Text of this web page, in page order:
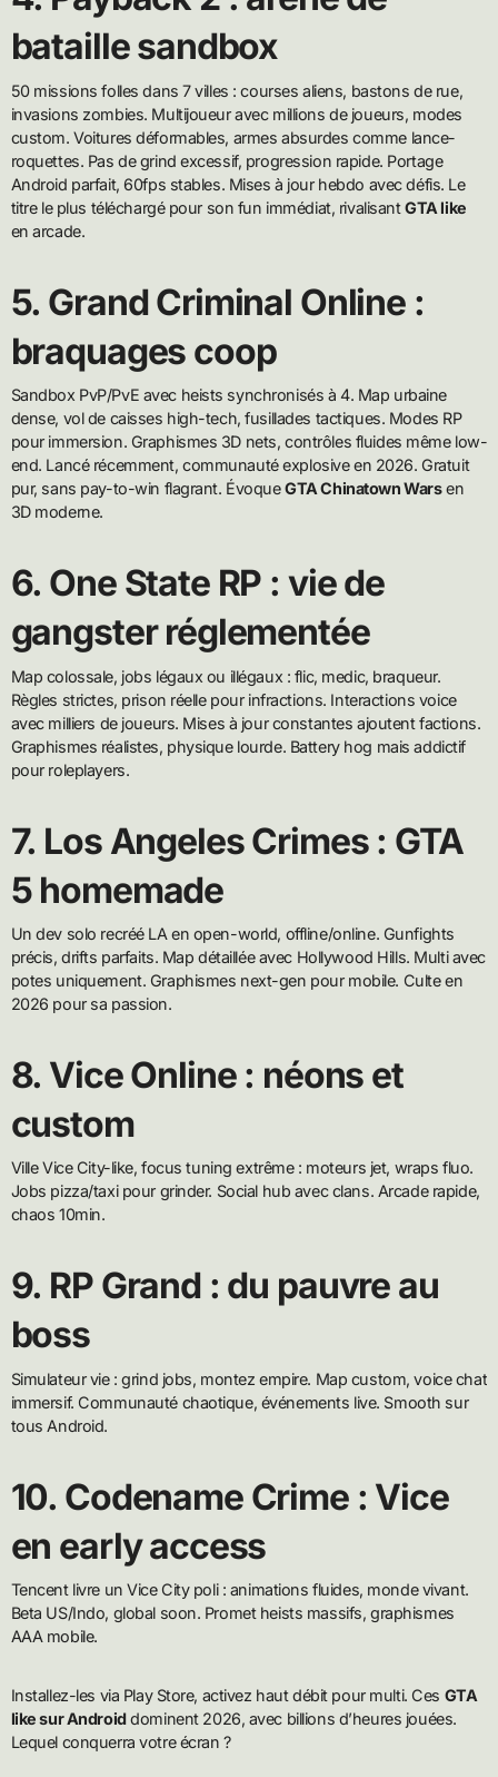
bataille sandbox
50 missions folles dans 7 villes : courses aliens, bastons de rue,
invasions zombies. Multijoueur avec millions de joueurs, modes
custom. Voitures déformables, armes absurdes comme lance-
roquettes. Pas de grind excessif, progression rapide. Portage
Android parfait, 60fps stables. Mises à jour hebdo avec défis. Le
titre le plus téléchargé pour son fun immédiat, rivalisantGTA like
en arcade.
5. Grand Criminal Online :
braquages coop
Sandbox PvP/PvE avec heists synchronisés à 4. Map urbaine
dense, vol de caisses high-tech, fusillades tactiques. Modes RP
pour immersion. Graphismes 3D nets, contrôles fluides même low-
end. Lancé récemment, communauté explosive en 2026. Gratuit
pur, sans pay-to-win flagrant. ÉvoqueGTA Chinatown Warsen
3D moderne.
6. One State RP : vie de
gangster réglementée
Map colossale, jobs légaux ou illégaux : flic, medic, braqueur.
Règles strictes, prison réelle pour infractions. Interactions voice
avec milliers de joueurs. Mises à jour constantes ajoutent factions.
Graphismes réalistes, physique lourde. Battery hog mais addictif
pour roleplayers.
7. Los Angeles Crimes : GTA
5 homemade
Un dev solo recréé LA en open-world, offline/online. Gunfights
précis, drifts parfaits. Map détaillée avec Hollywood Hills. Multi avec
potes uniquement. Graphismes next-gen pour mobile. Culte en
2026 pour sa passion.
8. Vice Online : néons et
custom
Ville Vice City-like, focus tuning extrême : moteurs jet, wraps fluo.
Jobs pizza/taxi pour grinder. Social hub avec clans. Arcade rapide,
chaos 10min.
9. RP Grand : du pauvre au
boss
Simulateur vie : grind jobs, montez empire. Map custom, voice chat
immersif. Communauté chaotique, événements live. Smooth sur
tous Android.
10. Codename Crime : Vice
en early access
Tencent livre un Vice City poli : animations fluides, monde vivant.
Beta US/Indo, global soon. Promet heists massifs, graphismes
AAA mobile.
Installez-les via Play Store, activez haut débit pour multi. Ces GTA
like sur Androiddominent 2026, avec billions d’heures jouées.
Lequel conquerra votre écran ?